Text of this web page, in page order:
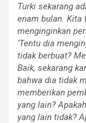
Turki sekarang
enam bulan. Kita
menginginkan
‘Tentu dia
tidak berbuat?
Baik, sekarang
bahwa dia tidak
memberikan
yang lain?
yang lain tidak?